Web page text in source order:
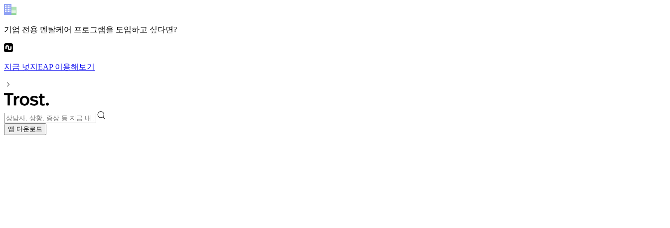
기업 전용 멘탈케어 프로그램을 도입하고 싶다면?
지금 넛지EAP이용해보기
앱 다운로드